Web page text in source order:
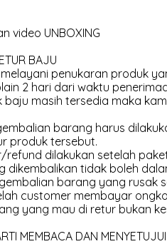
video UNBOXING
BAJU
melayani penukaran produk
2 hari dari waktu
baju masih tersedia maka
barang harus
produk tersebut.
refund dilakukan setelah
dikembalikan tidak boleh
barang yang rusak
customer membayar
yang mau di retur bukan
MEMBACA DAN MENYETUJUI